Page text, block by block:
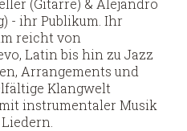
- ihr Publikum. Ihr
reicht von
Latin bis hin zu Jazz
Arrangements und
Klangwelt
instrumentaler Musik